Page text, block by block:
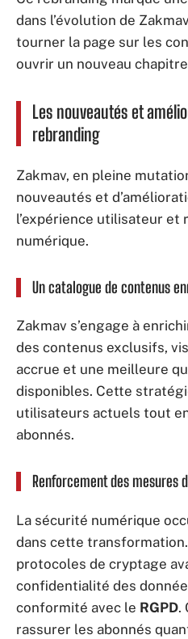
dans l’évolution de
tourner la page sur les
ouvrir un nouveau
Les nouveautés et
rebranding
Zakmav, en pleine
nouveautés et
l’expérience utilisateur
numérique.
Un catalogue de contenus
Zakmav s’engage à
des contenus exclusifs,
accrue et une meilleure
disponibles. Cette
utilisateurs actuels tout
abonnés.
Renforcement des mesures
La sécurité numérique
dans cette
protocoles de cryptage
confidentialité des
conformité avec le RGPD.
rassurer les abonnés